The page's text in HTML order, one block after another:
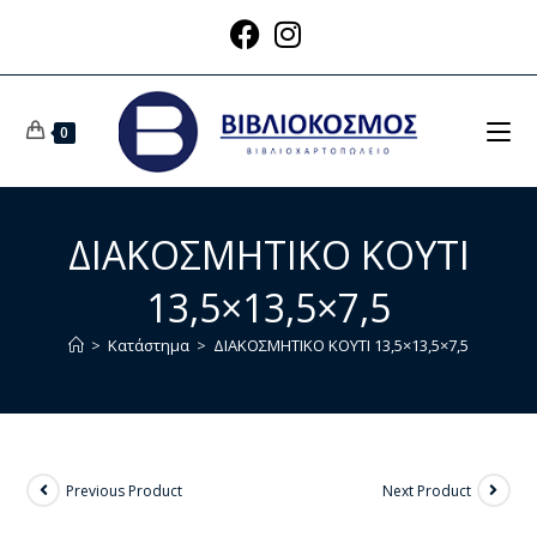
0
ΔΙΑΚΟΣΜΗΤΙΚΟ ΚΟΥΤΙ
13,5×13,5×7,5
> Κατάστημα > ΔΙΑΚΟΣΜΗΤΙΚΟ ΚΟΥΤΙ 13,5×13,5×7,5
Previous Product Next Product